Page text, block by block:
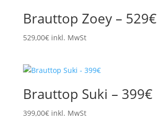
Brauttop Zoey – 529€
529,00€ inkl. MwSt
Brauttop Suki – 399€
399,00€ inkl. MwSt